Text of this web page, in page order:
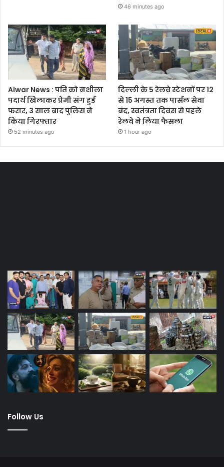
46 minutes ago
Alwar News : पति को नशीला
पदार्थ खिलाकर प्रेमी संग हुई
फरार, 3 साल बाद पुलिस ने
किया गिरफ्तार
52 minutes ago
दिल्ली के 5 रेलवे स्टेशनों पर 12
से 15 अगस्त तक पार्सल सेवा
बंद, स्वतंत्रता दिवस से पहले
रेलवे ने लिया फैसला
1 hour ago
Follow Us